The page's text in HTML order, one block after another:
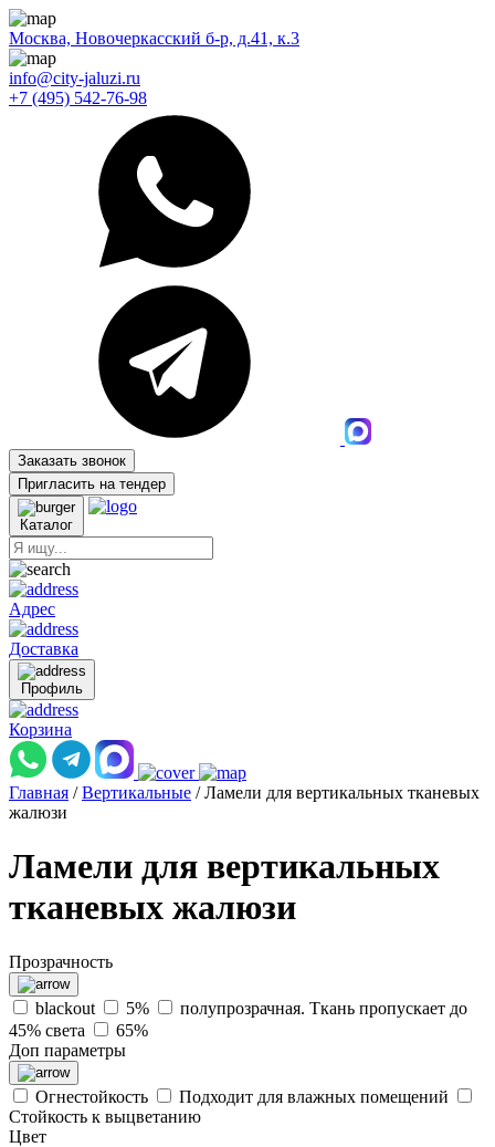
Москва, Новочеркасский б-р, д.41, к.3
info@city-jaluzi.ru
+7 (495) 542-76-98
Заказать звонок
Пригласить на тендер
Каталог
Адрес
Доставка
Профиль
Корзина
Главная / Вертикальные / Ламели для вертикальных тканевых
жалюзи
Ламели для вертикальных
тканевых жалюзи
Прозрачность
blackout 5%
полупрозрачная. Ткань пропускает до
45% света
65%
Доп параметры
Огнестойкость
Подходит для влажных помещений
Стойкость к выцветанию
Цвет